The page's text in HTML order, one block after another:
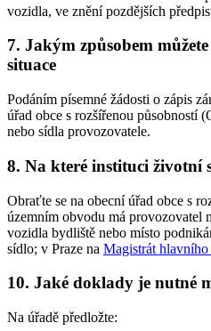
vozidla, ve znění pozdějších
7. Jakým způsobem
situace
Podáním písemné žádosti o zápis
úřad obce s rozšířenou působností
nebo sídla provozovatele.
8. Na které instituci životní
Obraťte se na obecní úřad obce s
územním obvodu má provozovatel
vozidla bydliště nebo místo
sídlo; v Praze na Magistrát hlavního
10. Jaké doklady je nutné
Na úřadě předložte: